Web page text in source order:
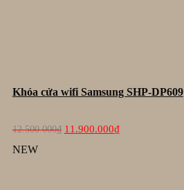
Khóa cửa wifi Samsung SHP-DP609
12.500.000₫
Giá
gốc
11.900.000₫Giá
hiện
NEW